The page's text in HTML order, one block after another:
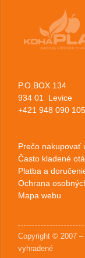
P.O.BOX 134
934 01 Levice
+421 948 090 105
Prečo nakupovať
Často kladené
Platba a
Ochrana
Mapa webu
Copyright © 2007
vyhradené